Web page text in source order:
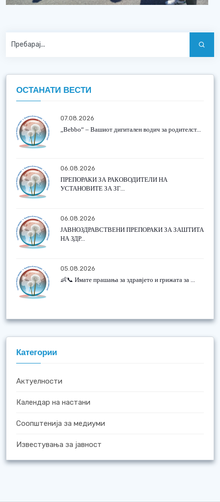
ОСТАНАТИ ВЕСТИ
07.08.2026
„Bebbo“ – Вашиот дигитален водич за родителст...
06.08.2026
ПРЕПОРАКИ ЗА РАКОВОДИТЕЛИ НА
УСТАНОВИТЕ ЗА ЗГ...
06.08.2026
ЈАВНОЗДРАВСТВЕНИ ПРЕПОРАКИ ЗА ЗАШТИТА
НА ЗДР...
05.08.2026
👶📞 Имате прашања за здравјето и грижата за ...
Категории
Актуелности
Календар на настани
Соопштенија за медиуми
Известувања за јавност